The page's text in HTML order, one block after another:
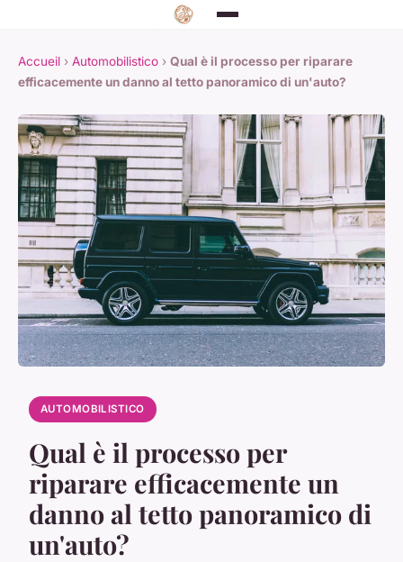
Accueil › Automobilistico › Qual è il processo per riparare
efficacemente un danno al tetto panoramico di un'auto?
AUTOMOBILISTICO
Qual è il processo per
riparare efficacemente un
danno al tetto panoramico di
un'auto?